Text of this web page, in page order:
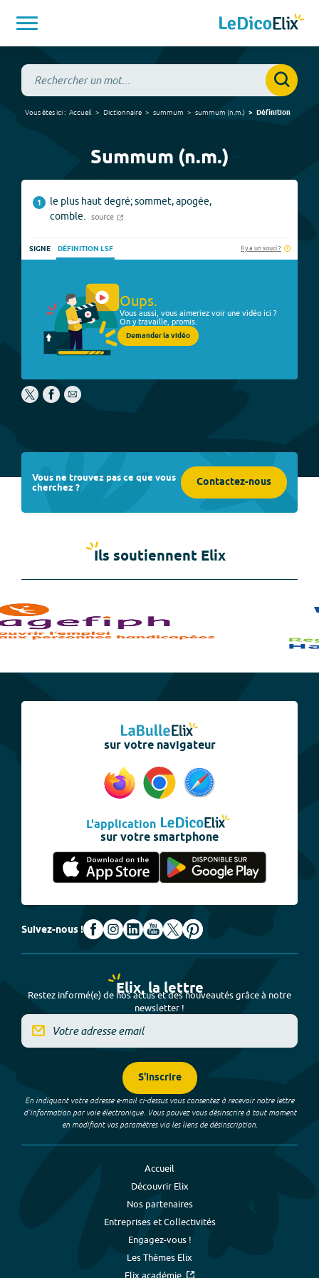
Vous êtes ici : Accueil Dictionnaire summum summum (n.m. ) Définition
Summum (n.m.)
1
le plus haut degré; sommet, apogée,
comble.
source
SIGNE DÉFINITION LSF Il y a un souci ?
Oups.
Vous aussi, vous aimeriez voir une vidéo ici ?
On y travaille, promis.
Demander la vidéo
Vous ne trouvez pas ce que vous
cherchez ? Contactez-nous
Ils soutiennent Elix
sur votre navigateur
L'application
sur votre smartphone
Suivez-nous !
Elix, la lettre
Restez informé(e) de nos actus et des nouveautés grâce à notre
newsletter !
S'inscrire
En indiquant votre adresse e-mail ci-dessus vous consentez à recevoir notre lettre
d’information par voie électronique. Vous pouvez vous désinscrire à tout moment
en modifiant vos paramètres via les liens de désinscription.
Accueil
Découvrir Elix
Nos partenaires
Entreprises et Collectivités
Engagez-vous !
Les Thèmes Elix
Elix académie